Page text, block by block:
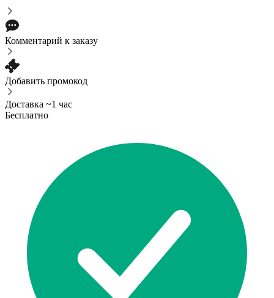
Комментарий к заказу
Добавить промокод
Доставка ~1 час
Бесплатно